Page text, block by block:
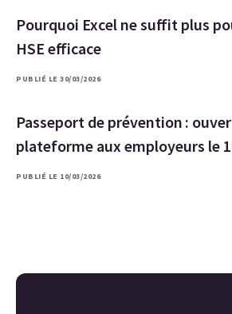
Pourquoi Excel ne suffit plus
HSE efficace
PUBLIÉ LE 30/03/2026
Passeport de prévention :
plateforme aux employeurs le
PUBLIÉ LE 10/03/2026